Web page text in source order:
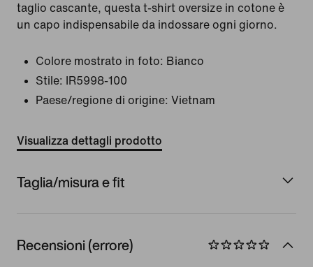
taglio cascante, questa t-shirt oversize in cotone è
un capo indispensabile da indossare ogni giorno.
Colore mostrato in foto: Bianco
Stile:
IR5998-100
Paese/regione di origine: Vietnam
Visualizza dettagli prodotto
Taglia/misura e fit
Recensioni (errore)